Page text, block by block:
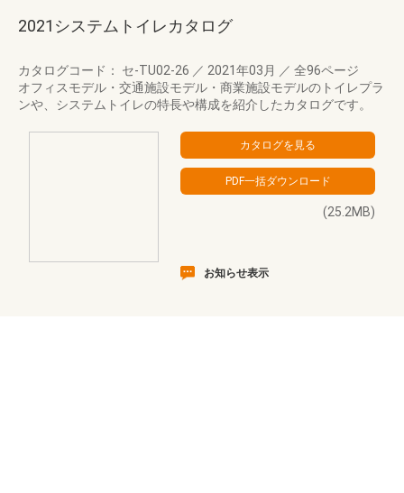
2021システムトイレカタログ
カタログコード： セ-TU02-26 ／ 2021年03月 ／ 全96ページ
オフィスモデル・交通施設モデル・商業施設モデルのトイレプラ
ンや、システムトイレの特長や構成を紹介したカタログです。
(25.2MB)
お知らせ表示